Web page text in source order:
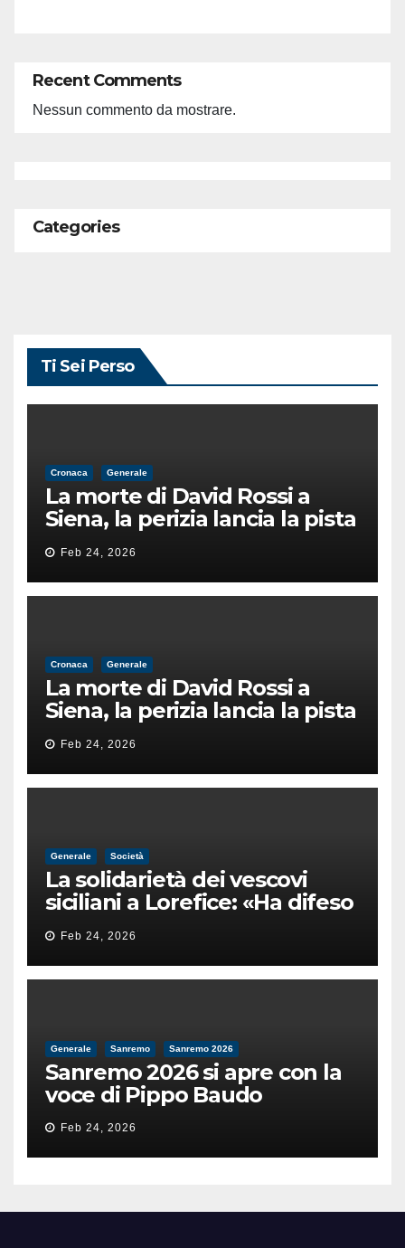
Recent Comments
Nessun commento da mostrare.
Categories
Ti Sei Perso
Cronaca Generale
La morte di David Rossi a
Siena, la perizia lancia la pista
di un’intimidazione finita
male
Feb 24, 2026
Cronaca Generale
La morte di David Rossi a
Siena, la perizia lancia la pista
di un’intimidazione finita
male
Feb 24, 2026
Generale Società
La solidarietà dei vescovi
siciliani a Lorefice: «Ha difeso
il valore e la dignità
dell’umanità»
Feb 24, 2026
Generale Sanremo Sanremo 2026
Sanremo 2026 si apre con la
voce di Pippo Baudo
Feb 24, 2026